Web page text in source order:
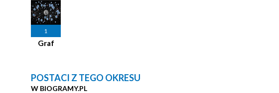
1
Graf
POSTACI Z TEGO OKRESU
W BIOGRAMY.PL